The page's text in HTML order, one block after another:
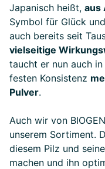
Japanisch heißt, aus
Symbol für Glück
auch bereits seit
vielseitige
taucht er nun auch
festen Konsistenz
Pulver.
Auch wir von
unserem Sortiment.
diesem Pilz und
machen und ihn